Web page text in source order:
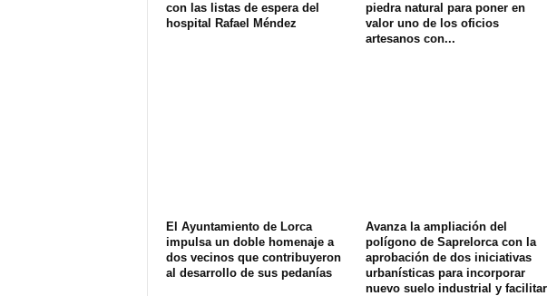
con las listas de espera del
hospital Rafael Méndez
piedra natural para poner en
valor uno de los oficios
artesanos con...
El Ayuntamiento de Lorca
impulsa un doble homenaje a
dos vecinos que contribuyeron
al desarrollo de sus pedanías
Avanza la ampliación del
polígono de Saprelorca con la
aprobación de dos iniciativas
urbanísticas para incorporar
nuevo suelo industrial y facilitar